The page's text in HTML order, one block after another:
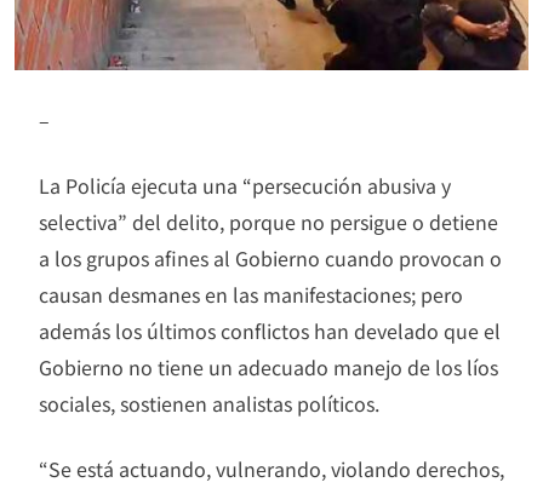
–
La Policía ejecuta una “persecución abusiva y
selectiva” del delito, porque no persigue o detiene
a los grupos afines al Gobierno cuando provocan o
causan desmanes en las manifestaciones; pero
además los últimos conflictos han develado que el
Gobierno no tiene un adecuado manejo de los líos
sociales, sostienen analistas políticos.
“Se está actuando, vulnerando, violando derechos,